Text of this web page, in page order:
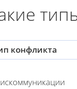
конфликта